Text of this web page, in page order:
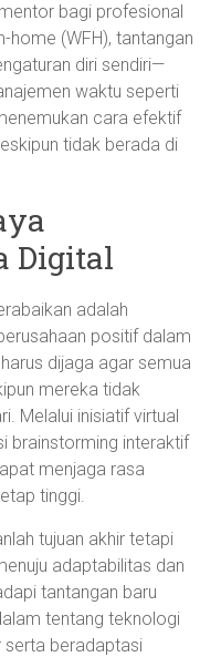
bagi profesional
(WFH), tantangan
diri sendiri—
waktu seperti
cara efektif
tidak berada di
Digital
adalah
positif dalam
dijaga agar semua
mereka tidak
Melalui inisiatif virtual
brainstorming interaktif
menjaga rasa
tinggi.
tujuan akhir tetapi
adaptabilitas dan
tantangan baru
tentang teknologi
serta beradaptasi